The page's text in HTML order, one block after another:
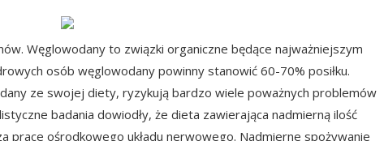
Węglowodany to związki organiczne będące najważniejszym
osób węglowodany powinny stanowić 60-70% posiłku.
ze swojej diety, ryzykują bardzo wiele poważnych problemów
badania dowiodły, że dieta zawierająca nadmierną ilość
prace ośrodkowego układu nerwowego. Nadmierne spożywanie